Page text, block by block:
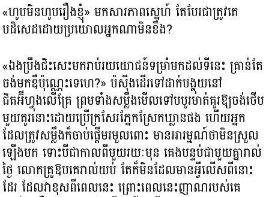
«ហូបមិនហូបរឿងខ្ញុំ» មកសារភាពស្នេហ៍ តែបែរជាត្រូវគេ
បដិសេដដោយប្រយោលអ្នកណាមិនខឹង?
«ឯងប្រឹងជិះសេះមករាប់រយយោជន៍ទម្រាំមកដល់ទីនេះ គ្រាន់តែ
ចង់មកឌឺប៉ុណ្ណេះទេហេ?» ប៉ស៊ីងដើរទៅដាក់បង្គុយនៅ
ជិតអ៊ីហ្វុងលើគ្រែ ព្រមទាំងសម្លឹងមើលទៅបបូរមាត់គូរឱ្យចង់ថើប
មួយគូរនោះដោយប្រើក្រសែរភ្នែកស្រែកឃ្លានផង ហើយអ្នក
ដែលត្រូវសម្លឹងក៏ចាប់ផ្ដើមរមួលពោះ មានអារម្មណ៍ថាមិនស្រួល
ឡើងមក ទោះបីជាកាលពីមួយរយៈមុន គេងបន្ទប់ជាមួយគ្នារាល់
ថ្ងៃ លោកគ្រូឱបគេរាល់យប់ តែក៏មិនដែលមានអ្វីលើសពីនោះ
ដែរ ដែលវាខុសពីពេលនេះ ព្រោះពេលនេះញាណរបស់គេ